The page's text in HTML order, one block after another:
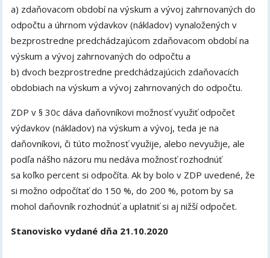
a) zdaňovacom období na výskum a vývoj zahrnovaných do
odpočtu a úhrnom výdavkov (nákladov) vynaložených v
bezprostredne predchádzajúcom zdaňovacom období na
výskum a vývoj zahrnovaných do odpočtu a
b) dvoch bezprostredne predchádzajúcich zdaňovacích
obdobiach na výskum a vývoj zahrnovaných do odpočtu.
ZDP v § 30c dáva daňovníkovi možnosť využiť odpočet
výdavkov (nákladov) na výskum a vývoj, teda je na
daňovníkovi, či túto možnosť využije, alebo nevyužije, ale
podľa nášho názoru mu nedáva možnosť rozhodnúť
sa koľko percent si odpočíta. Ak by bolo v ZDP uvedené, že
si možno odpočítať do 150 %, do 200 %, potom by sa
mohol daňovník rozhodnúť a uplatniť si aj nižší odpočet.
Stanovisko vydané dňa 21.10.2020